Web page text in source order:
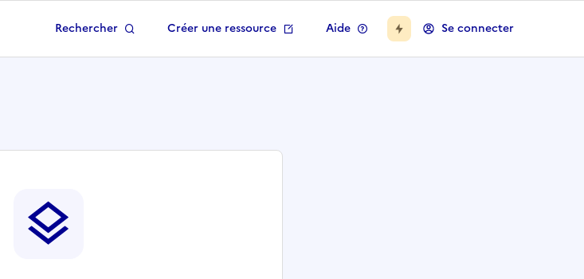
Rechercher Créer une ressource Aide Se connecter